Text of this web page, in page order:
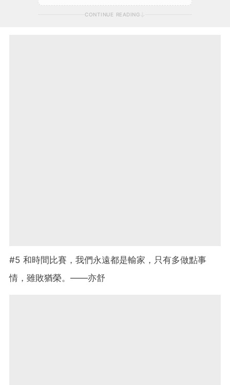
CONTINUE READING
#5 和時間比賽，我們永遠都是輸家，只有多做點事
情，雖敗猶榮。——亦舒